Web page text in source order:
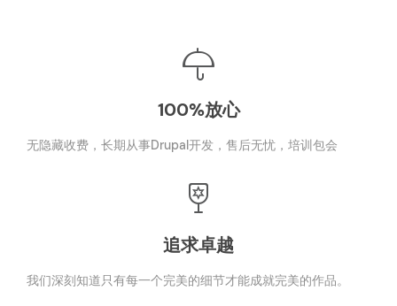
100%放心
无隐藏收费，长期从事Drupal开发，售后无忧，培训包会
追求卓越
我们深刻知道只有每一个完美的细节才能成就完美的作品。